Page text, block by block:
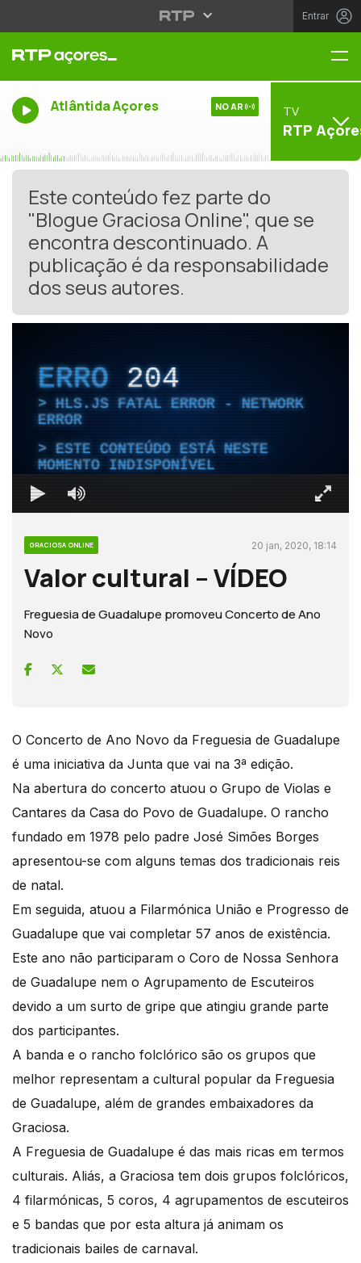
Entrar
Atlântida Açores NO AR TV
RTP
Este conteúdo fez parte do
"Blogue Graciosa Online", que se
encontra descontinuado. A
publicação é da responsabilidade
dos seus autores.
ERRO204
HLS.JS FATAL ERROR - NETWORK
ERROR
ESTE CONTEÚDO ESTÁ NESTE
MOMENTO INDISPONÍVEL
GRACIOSA ONLINE 20 jan, 2020, 18:14
Valor cultural – VÍDEO
Freguesia de Guadalupe promoveu Concerto de Ano
Novo
O Concerto de Ano Novo da Freguesia de Guadalupe
é uma iniciativa da Junta que vai na 3ª edição.
Na abertura do concerto atuou o Grupo de Violas e
Cantares da Casa do Povo de Guadalupe. O rancho
fundado em 1978 pelo padre José Simões Borges
apresentou-se com alguns temas dos tradicionais reis
de natal.
Em seguida, atuou a Filarmónica União e Progresso de
Guadalupe que vai completar 57 anos de existência.
Este ano não participaram o Coro de Nossa Senhora
de Guadalupe nem o Agrupamento de Escuteiros
devido a um surto de gripe que atingiu grande parte
dos participantes.
A banda e o rancho folclórico são os grupos que
melhor representam a cultural popular da Freguesia
de Guadalupe, além de grandes embaixadores da
Graciosa.
A Freguesia de Guadalupe é das mais ricas em termos
culturais. Aliás, a Graciosa tem dois grupos folclóricos,
4 filarmónicas, 5 coros, 4 agrupamentos de escuteiros
e 5 bandas que por esta altura já animam os
tradicionais bailes de carnaval.